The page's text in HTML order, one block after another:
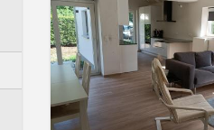
Loyer: 400 €
Charges:80 €
Durée: 12 mois, 10 mois
Domiciliation:Non